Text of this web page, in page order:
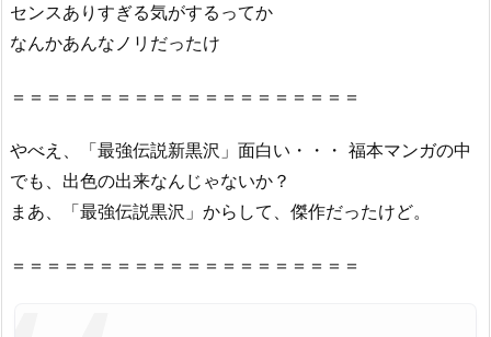
センスありすぎる気がするってか
なんかあんなノリだったけ
＝＝＝＝＝＝＝＝＝＝＝＝＝＝＝＝＝＝＝＝
やべえ、「最強伝説新黒沢」面白い・・・ 福本マンガの中
でも、出色の出来なんじゃないか？
まあ、「最強伝説黒沢」からして、傑作だったけど。
＝＝＝＝＝＝＝＝＝＝＝＝＝＝＝＝＝＝＝＝